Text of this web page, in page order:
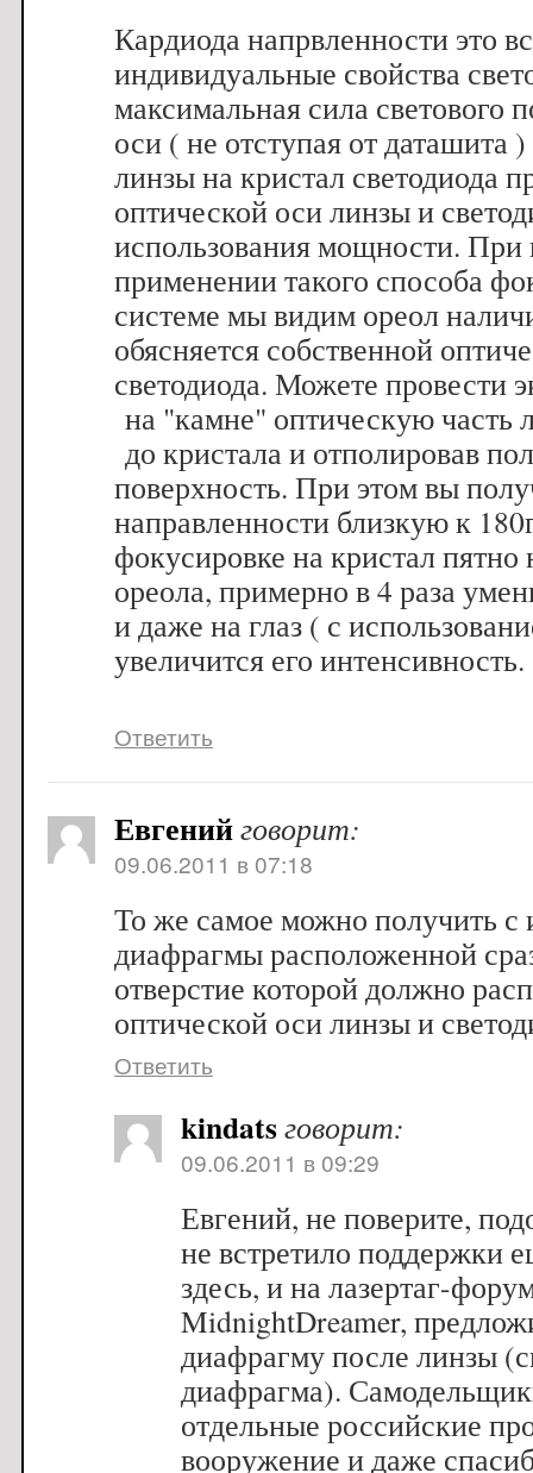
Кардиода напрвленности это
индивидуальные свойства
максимальная сила светового
оси ( не отступая от даташита
линзы на кристал светодиода
оптической оси линзы и
использования мощности. При
применении такого способа
системе мы видим ореол
обясняется собственной
светодиода. Можете провести
на "камне" оптическую часть
до кристала и отполировав
поверхность. При этом вы
направленности близкую к
фокусировке на кристал пятно
ореола, примерно в 4 раза
и даже на глаз ( с
увеличится его
Ответить
Евгенийговорит:
09.06.2011 в 07:18
То же самое можно получить с
диафрагмы расположенной
отверстие которой должно
оптической оси линзы и
Ответить
kindatsговорит:
09.06.2011 в 09:29
Евгений, не поверите,
не встретило поддержки
здесь, и на лазертаг-
MidnightDreamer,
диафрагму после линзы
диафрагма).
отдельные российские
вооружение и даже